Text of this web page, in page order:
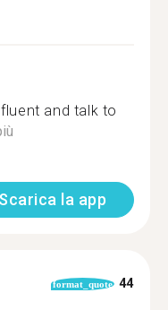
and talk to
Scarica la app
format_quote 44